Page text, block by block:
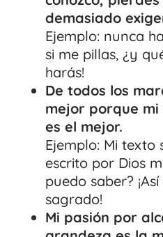
demasiado
Ejemplo: nunca
si me pillas, ¿y
harás!
De todos los
mejor porque
es el mejor.
Ejemplo: Mi texto
escrito por Dios
puedo saber?
sagrado!
Mi pasión por